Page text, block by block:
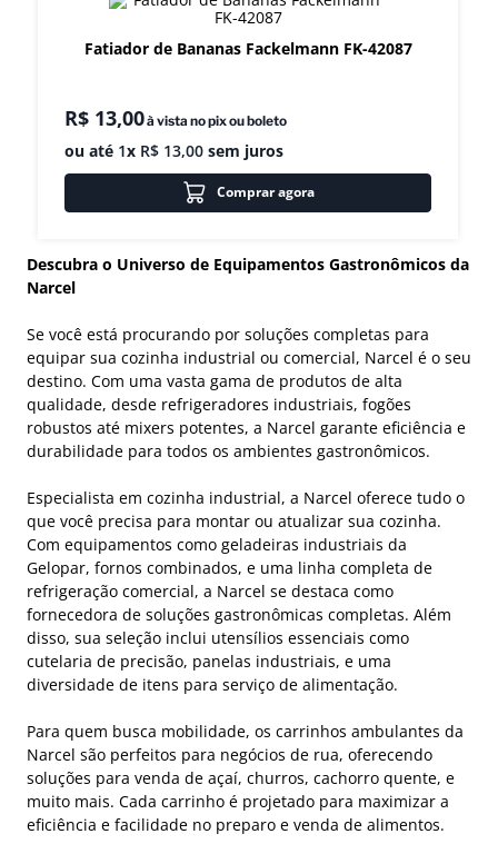
Fatiador de Bananas Fackelmann FK-42087
R$ 13,00à vista no pix ou boleto
ou até 1x R$ 13,00 sem juros
Comprar agora
Descubra o Universo de Equipamentos Gastronômicos da
Narcel
Se você está procurando por soluções completas para
equipar sua cozinha industrial ou comercial, Narcel é o seu
destino. Com uma vasta gama de produtos de alta
qualidade, desde refrigeradores industriais, fogões
robustos até mixers potentes, a Narcel garante eficiência e
durabilidade para todos os ambientes gastronômicos.
Especialista em cozinha industrial, a Narcel oferece tudo o
que você precisa para montar ou atualizar sua cozinha.
Com equipamentos como geladeiras industriais da
Gelopar, fornos combinados, e uma linha completa de
refrigeração comercial, a Narcel se destaca como
fornecedora de soluções gastronômicas completas. Além
disso, sua seleção inclui utensílios essenciais como
cutelaria de precisão, panelas industriais, e uma
diversidade de itens para serviço de alimentação.
Para quem busca mobilidade, os carrinhos ambulantes da
Narcel são perfeitos para negócios de rua, oferecendo
soluções para venda de açaí, churros, cachorro quente, e
muito mais. Cada carrinho é projetado para maximizar a
eficiência e facilidade no preparo e venda de alimentos.
º fritadeira